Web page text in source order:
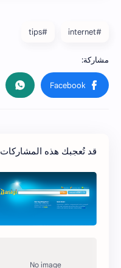
#internet
#tips
قد تُعجبك هذه المشاركات